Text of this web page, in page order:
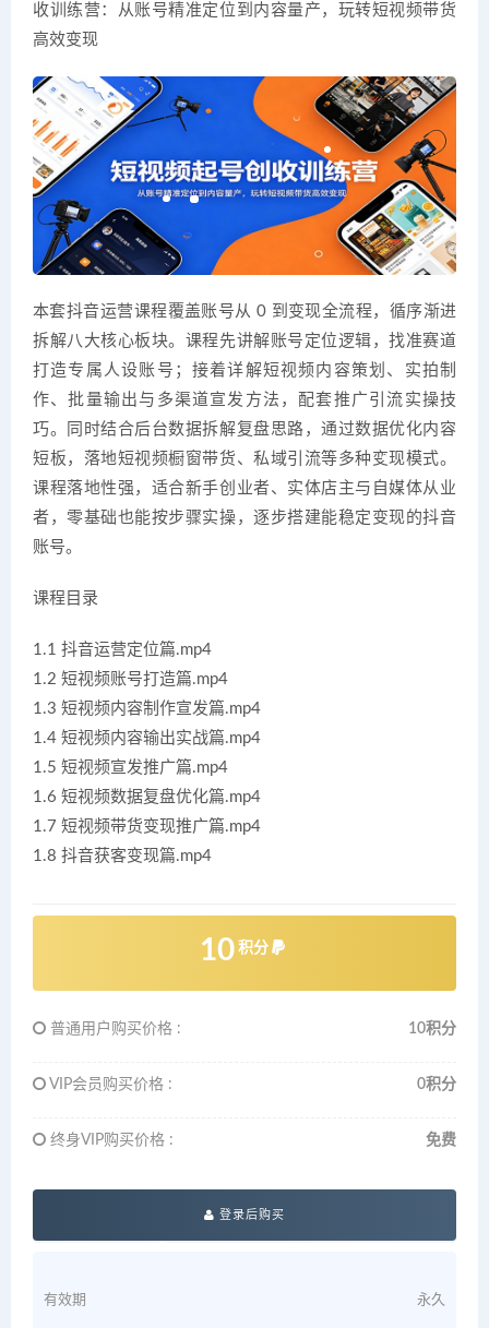
收训练营：从账号精准定位到内容量产，玩转短视频带货
高效变现
本套抖音运营课程覆盖账号从 0 到变现全流程，循序渐进
拆解八大核心板块。课程先讲解账号定位逻辑，找准赛道
打造专属人设账号；接着详解短视频内容策划、实拍制
作、批量输出与多渠道宣发方法，配套推广引流实操技
巧。同时结合后台数据拆解复盘思路，通过数据优化内容
短板，落地短视频橱窗带货、私域引流等多种变现模式。
课程落地性强，适合新手创业者、实体店主与自媒体从业
者，零基础也能按步骤实操，逐步搭建能稳定变现的抖音
账号。
课程目录
1.1 抖音运营定位篇.mp4
1.2 短视频账号打造篇.mp4
1.3 短视频内容制作宣发篇.mp4
1.4 短视频内容输出实战篇.mp4
1.5 短视频宣发推广篇.mp4
1.6 短视频数据复盘优化篇.mp4
1.7 短视频带货变现推广篇.mp4
1.8 抖音获客变现篇.mp4
10 积分
普通用户购买价格 : 10积分
VIP会员购买价格 : 0积分
终身VIP购买价格 : 免费
登录后购买
有效期 永久